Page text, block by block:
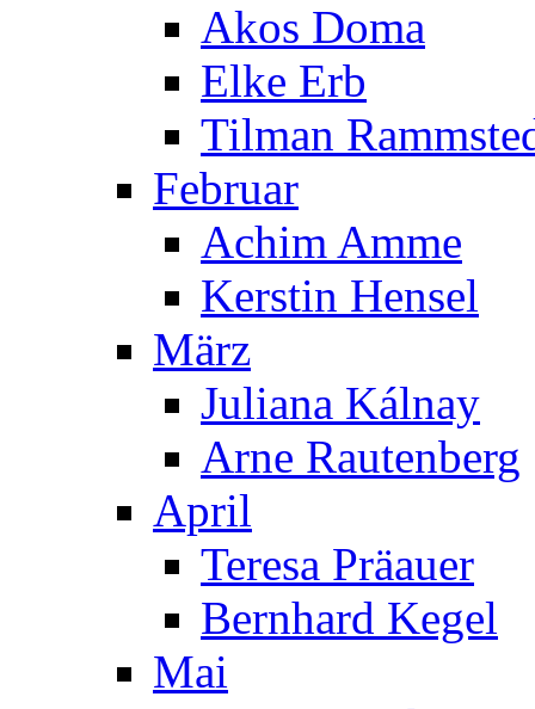
Akos Doma
Elke Erb
Tilman
Februar
Achim Amme
Kerstin Hensel
März
Juliana Kálnay
Arne Rautenberg
April
Teresa Präauer
Bernhard Kegel
Mai